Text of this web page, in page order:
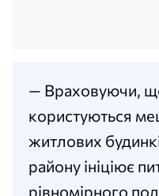
— Враховуючи,
користуються
житлових
району ініціює
рівномірного